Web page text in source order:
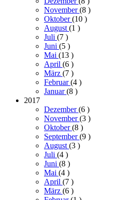
November(8 )
Oktober(10 )
August (1 )
Juli (7 )
Juni (5 )
Mai (13 )
April (6 )
März (7 )
Februar(4 )
Januar(8 )
2017
Dezember(6 )
November(3 )
Oktober(8 )
September(9 )
August (3 )
Juli (4 )
Juni (8 )
Mai (4 )
April (7 )
März (6 )